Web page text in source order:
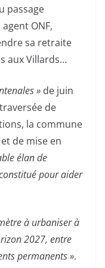
passage
ONF,
sa retraite
aux Villards…
» de juin
de
la commune
de mise en
élan de
pour aider
à urbaniser à
2027, entre
permanents ».